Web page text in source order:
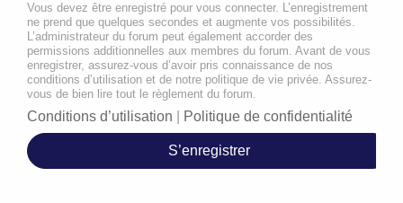
Vous devez être enregistré pour vous connecter. L’enregistrement
ne prend que quelques secondes et augmente vos possibilités.
L’administrateur du forum peut également accorder des
permissions additionnelles aux membres du forum. Avant de vous
enregistrer, assurez-vous d’avoir pris connaissance de nos
conditions d’utilisation et de notre politique de vie privée. Assurez-
vous de bien lire tout le règlement du forum.
Conditions d’utilisation Politique de confidentialité
S’enregistrer